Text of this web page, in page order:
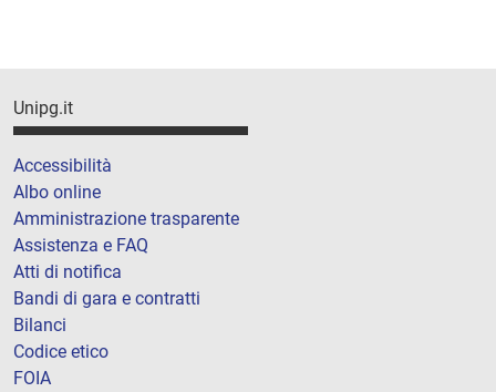
Unipg.it
Accessibilità
Albo online
Amministrazione trasparente
Assistenza e FAQ
Atti di notifica
Bandi di gara e contratti
Bilanci
Codice etico
FOIA